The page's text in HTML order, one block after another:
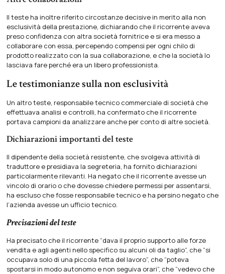
Il teste ha inoltre riferito circostanze decisive in merito alla non
esclusività della prestazione, dichiarando che il ricorrente aveva
preso confidenza con altra società fornitrice e si era messo a
collaborare con essa, percependo compensi per ogni chilo di
prodotto realizzato con la sua collaborazione, e che la società lo
lasciava fare perché era un libero professionista.
Le testimonianze sulla non esclusività
Un altro teste, responsabile tecnico commerciale di società che
effettuava analisi e controlli, ha confermato che il ricorrente
portava campioni da analizzare anche per conto di altre società.
Dichiarazioni importanti del teste
Il dipendente della società resistente, che svolgeva attività di
traduttore e presidiava la segreteria, ha fornito dichiarazioni
particolarmente rilevanti. Ha negato che il ricorrente avesse un
vincolo di orario o che dovesse chiedere permessi per assentarsi,
ha escluso che fosse responsabile tecnico e ha persino negato che
l’azienda avesse un ufficio tecnico.
Precisazioni del teste
Ha precisato che il ricorrente “dava il proprio supporto alle forze
vendita e agli agenti nello specifico su alcuni oli da taglio”, che “si
occupava solo di una piccola fetta del lavoro”, che “poteva
spostarsi in modo autonomo e non seguiva orari”, che “vedevo che